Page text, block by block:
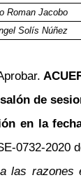
Roman Jacobo
Solís Núñez
de
en la
0732-2020
las razones